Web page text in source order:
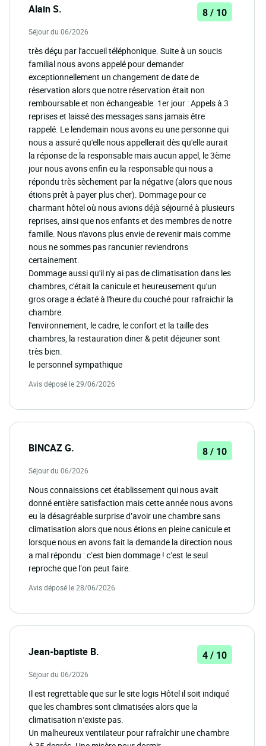
Alain S. 8 / 10
Séjour du 06/2026
très déçu par l'accueil téléphonique. Suite à un soucis
familial nous avons appelé pour demander
exceptionnellement un changement de date de
réservation alors que notre réservation était non
remboursable et non échangeable. 1er jour : Appels à 3
reprises et laissé des messages sans jamais être
rappelé. Le lendemain nous avons eu une personne qui
nous a assuré qu'elle nous appellerait dès qu'elle aurait
la réponse de la responsable mais aucun appel, le 3ème
jour nous avons enfin eu la responsable qui nous a
répondu très sèchement par la négative (alors que nous
étions prêt à payer plus cher). Dommage pour ce
charmant hôtel où nous avions déjà séjourné à plusieurs
reprises, ainsi que nos enfants et des membres de notre
famille. Nous n'avons plus envie de revenir mais comme
nous ne sommes pas rancunier reviendrons
certainement.
Dommage aussi qu'il n'y ai pas de climatisation dans les
chambres, c'était la canicule et heureusement qu'un
gros orage a éclaté à l'heure du couché pour rafraichir la
chambre.
l'environnement, le cadre, le confort et la taille des
chambres, la restauration diner & petit déjeuner sont
très bien.
le personnel sympathique
Avis déposé le 29/06/2026
BINCAZ G. 8 / 10
Séjour du 06/2026
Nous connaissions cet établissement qui nous avait
donné entière satisfaction mais cette année nous avons
eu la désagréable surprise d’avoir une chambre sans
climatisation alors que nous étions en pleine canicule et
lorsque nous en avons fait la demande la direction nous
a mal répondu : c’est bien dommage ! c’est le seul
reproche que l’on peut faire.
Avis déposé le 28/06/2026
Jean-baptiste B. 4 / 10
Séjour du 06/2026
Il est regrettable que sur le site logis Hôtel il soit indiqué
que les chambres sont climatisées alors que la
climatisation n’existe pas.
Un malheureux ventilateur pour rafraîchir une chambre